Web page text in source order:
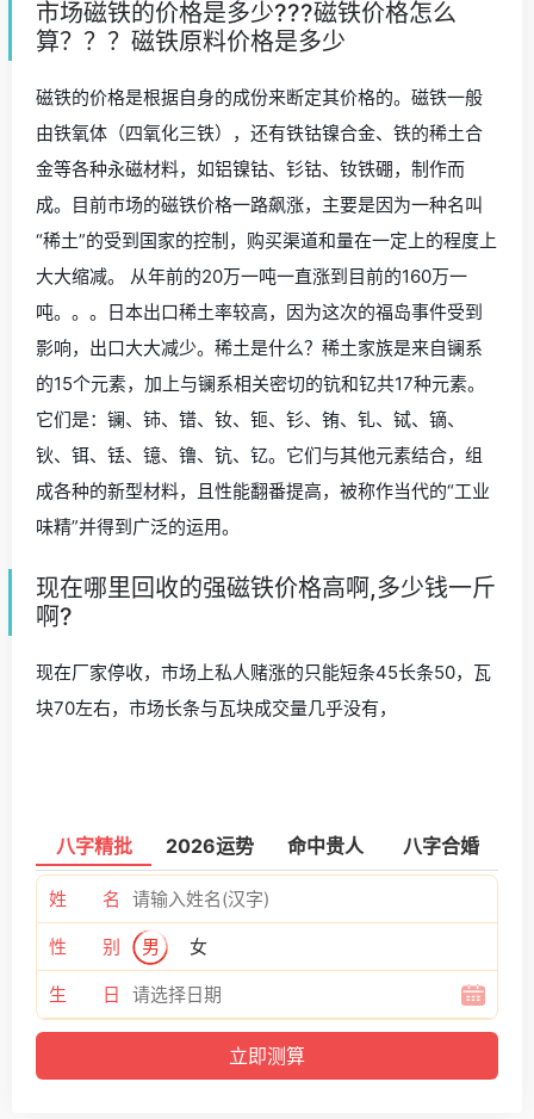
市场磁铁的价格是多少???磁铁价格怎么
算？？？磁铁原料价格是多少
磁铁的价格是根据自身的成份来断定其价格的。磁铁一般
由铁氧体（四氧化三铁），还有铁钴镍合金、铁的稀土合
金等各种永磁材料，如铝镍钴、钐钴、钕铁硼，制作而
成。目前市场的磁铁价格一路飙涨，主要是因为一种名叫
“稀土”的受到国家的控制，购买渠道和量在一定上的程度上
大大缩减。 从年前的20万一吨一直涨到目前的160万一
吨。。。日本出口稀土率较高，因为这次的福岛事件受到
影响，出口大大减少。稀土是什么？稀土家族是来自镧系
的15个元素，加上与镧系相关密切的钪和钇共17种元素。
它们是：镧、铈、镨、钕、钷、钐、铕、钆、铽、镝、
钬、铒、铥、镱、镥、钪、钇。它们与其他元素结合，组
成各种的新型材料，且性能翻番提高，被称作当代的“工业
味精”并得到广泛的运用。
现在哪里回收的强磁铁价格高啊,多少钱一斤
啊?
现在厂家停收，市场上私人赌涨的只能短条45长条50，瓦
块70左右，市场长条与瓦块成交量几乎没有，
八字精批 2026运势 命中贵人 八字合婚
姓 名
性 别 男 女
生 日